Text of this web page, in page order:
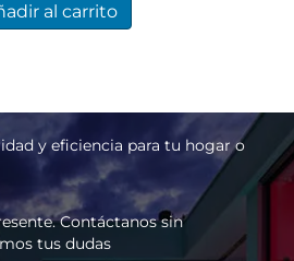
al carrito
y eficiencia para tu hogar o
Contáctanos sin
tus dudas